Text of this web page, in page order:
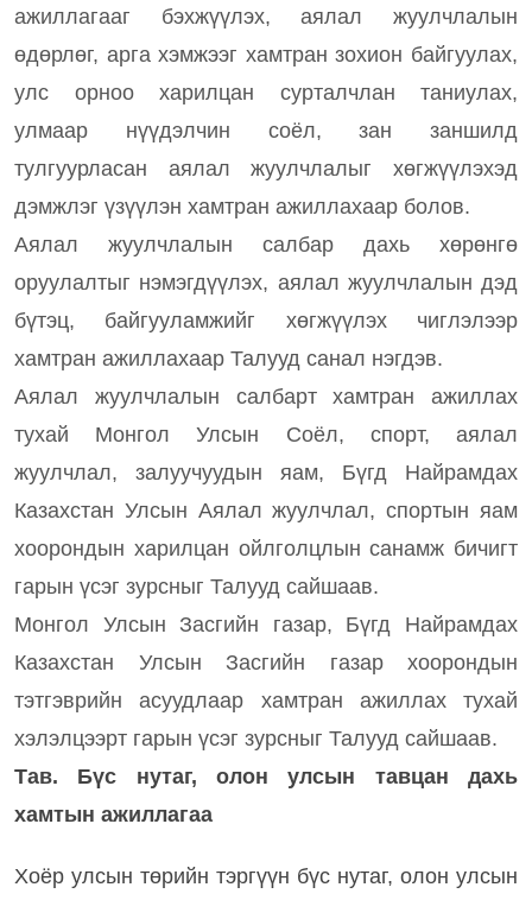
ажиллагааг бэхжүүлэх, аялал жуулчлалын
өдөрлөг, арга хэмжээг хамтран зохион байгуулах,
улс орноо харилцан сурталчлан таниулах,
улмаар нүүдэлчин соёл, зан заншилд
тулгуурласан аялал жуулчлалыг хөгжүүлэхэд
дэмжлэг үзүүлэн хамтран ажиллахаар болов.
Аялал жуулчлалын салбар дахь хөрөнгө
оруулалтыг нэмэгдүүлэх, аялал жуулчлалын дэд
бүтэц, байгууламжийг хөгжүүлэх чиглэлээр
хамтран ажиллахаар Талууд санал нэгдэв.
Аялал жуулчлалын салбарт хамтран ажиллах
тухай Монгол Улсын Соёл, спорт, аялал
жуулчлал, залуучуудын яам, Бүгд Найрамдах
Казахстан Улсын Аялал жуулчлал, спортын яам
хоорондын харилцан ойлголцлын санамж бичигт
гарын үсэг зурсныг Талууд сайшаав.
Монгол Улсын Засгийн газар, Бүгд Найрамдах
Казахстан Улсын Засгийн газар хоорондын
тэтгэврийн асуудлаар хамтран ажиллах тухай
хэлэлцээрт гарын үсэг зурсныг Талууд сайшаав.
Тав. Бүс нутаг, олон улсын тавцан дахь
хамтын ажиллагаа
Хоёр улсын төрийн тэргүүн бүс нутаг, олон улсын